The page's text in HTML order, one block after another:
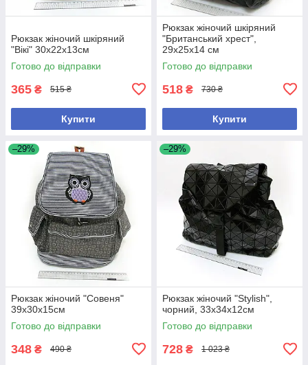
Рюкзак жіночий шкіряний
"Вікі" 30х22х13см
Готово до відправки
365 ₴ 515 ₴
Купити
Рюкзак жіночий шкіряний
"Британський хрест",
29х25х14 см
Готово до відправки
518 ₴ 730 ₴
Купити
–29%
Рюкзак жіночий "Совеня"
39х30х15см
Готово до відправки
348 ₴ 490 ₴
–29%
Рюкзак жіночий "Stylish",
чорний, 33x34x12см
Готово до відправки
728 ₴ 1 023 ₴